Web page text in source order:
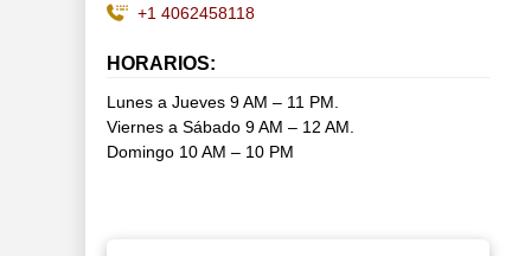
+1 4062458118
HORARIOS:
Lunes a Jueves 9 AM – 11 PM.
Viernes a Sábado 9 AM – 12 AM.
Domingo 10 AM – 10 PM